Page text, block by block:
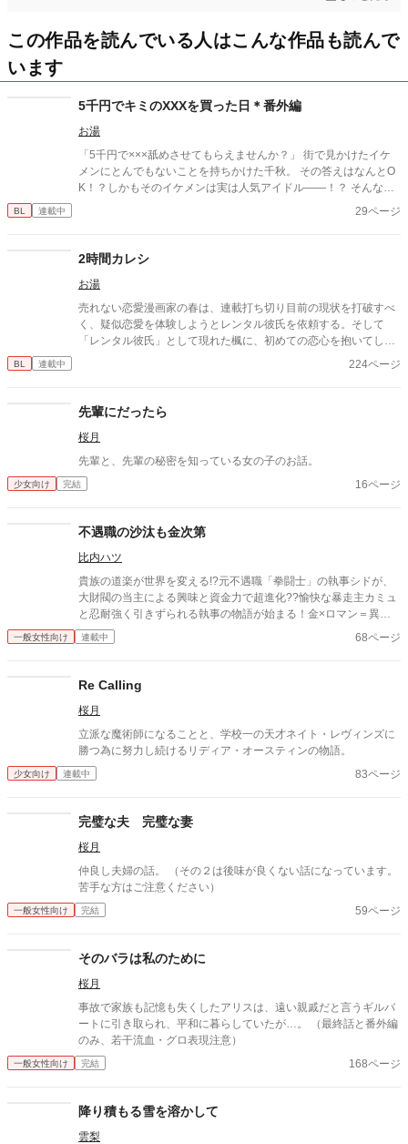
この作品を読んでいる人はこんな作品も読んで
います
5千円でキミのXXXを買った日＊番外編
お湯
「5千円で×××舐めさせてもらえませんか？」 街で見かけたイケ
メンにとんでもないことを持ちかけた千秋。 その答えはなんとO
K！？しかもそのイケメンは実は人気アイドル――！？ そんなと
んでもない出会いのふたりも、いまは恋人同士！ ちょっとエッチ
BL 連載中 29ページ
2時間カレシ
お湯
売れない恋愛漫画家の春は、連載打ち切り目前の現状を打破すべ
く、疑似恋愛を体験しようとレンタル彼氏を依頼する。そして
「レンタル彼氏」として現れた楓に、初めての恋心を抱いてしま
BL 連載中 224ページ
先輩にだったら
桜月
先輩と、先輩の秘密を知っている女の子のお話。
少女向け 完結 16ページ
不遇職の沙汰も金次第
比内ハツ
貴族の道楽が世界を変える!?元不遇職「拳闘士」の執事シドが、
大財閥の当主による興味と資金力で超進化??愉快な暴走主カミュ
と忍耐強く引きずられる執事の物語が始まる！金×ロマン＝異色
のバディファンタジー！ 同人誌の内容を掲載してます。頒布から
1年くらい経ったため載せます
一般女性向け 連載中 68ページ
Re Calling
桜月
立派な魔術師になることと、学校一の天才ネイト・レヴィンズに
勝つ為に努力し続けるリディア・オースティンの物語。
少女向け 連載中 83ページ
完璧な夫 完璧な妻
桜月
仲良し夫婦の話。 （その２は後味が良くない話になっています。
苦手な方はご注意ください）
一般女性向け 完結 59ページ
そのバラは私のために
桜月
事故で家族も記憶も失くしたアリスは、遠い親戚だと言うギルバ
ートに引き取られ、平和に暮らしていたが…。 （最終話と番外編
のみ、若干流血・グロ表現注意）
一般女性向け 完結 168ページ
降り積もる雪を溶かして
雲梨